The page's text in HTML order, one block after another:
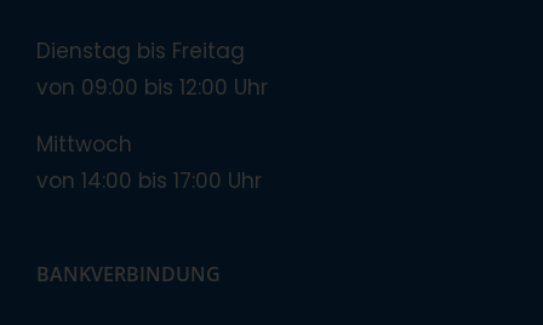
Dienstag bis Freitag
von 09:00 bis 12:00 Uhr
Mittwoch
von 14:00 bis 17:00 Uhr
BANKVERBINDUNG